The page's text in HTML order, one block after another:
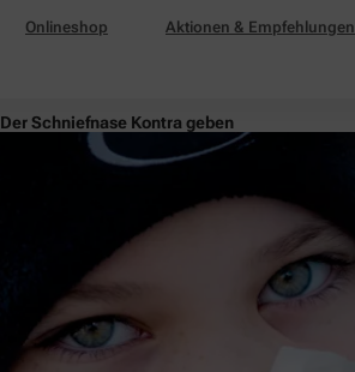
Onlineshop Aktionen & Empfehlungen
Der Schniefnase Kontra geben